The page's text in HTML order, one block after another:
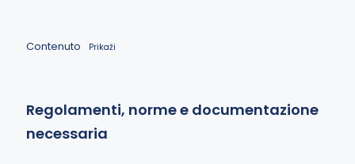
Contenuto Prikaži
Regolamenti, norme e documentazione
necessaria